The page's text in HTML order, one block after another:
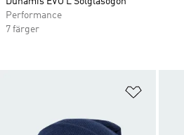
Performance
7 färger